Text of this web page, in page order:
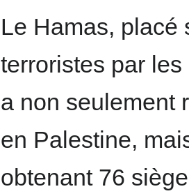
Le Hamas, placé
terroristes par
a non seulement
en Palestine,
obtenant 76